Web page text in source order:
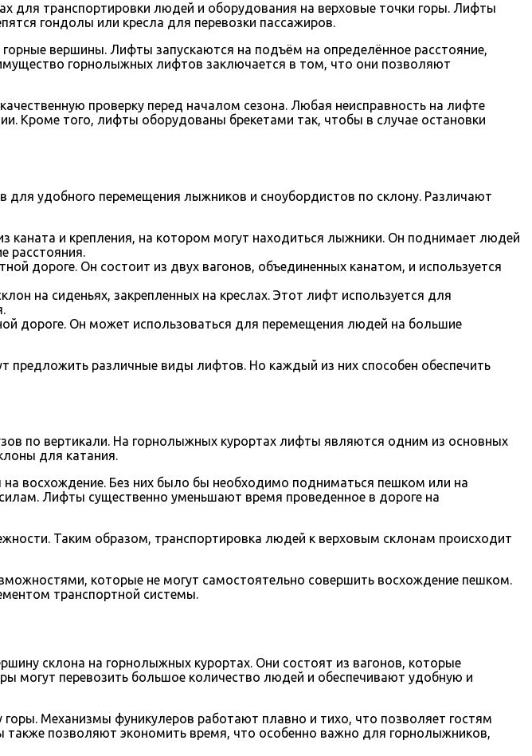
транспортировки людей и оборудования на верховые точки горы. Лифты
гондолы или кресла для перевозки пассажиров.
вершины. Лифты запускаются на подъём на определённое расстояние,
горнолыжных лифтов заключается в том, что они позволяют
проверку перед началом сезона. Любая неисправность на лифте
Кроме того, лифты оборудованы брекетами так, чтобы в случае остановки
удобного перемещения лыжников и сноубордистов по склону. Различают
и крепления, на котором могут находиться лыжники. Он поднимает людей
расстояния.
дороге. Он состоит из двух вагонов, объединенных канатом, и используется
на сиденьях, закрепленных на креслах. Этот лифт используется для
дороге. Он может использоваться для перемещения людей на большие
предложить различные виды лифтов. Но каждый из них способен обеспечить
по вертикали. На горнолыжных курортах лифты являются одним из основных
для катания.
восхождение. Без них было бы необходимо подниматься пешком или на
Лифты существенно уменьшают время проведенное в дороге на
Таким образом, транспортировка людей к верховым склонам происходит
которые не могут самостоятельно совершить восхождение пешком.
транспортной системы.
склона на горнолыжных курортах. Они состоят из вагонов, которые
могут перевозить большое количество людей и обеспечивают удобную и
Механизмы фуникулеров работают плавно и тихо, что позволяет гостям
позволяют экономить время, что особенно важно для горнолыжников,